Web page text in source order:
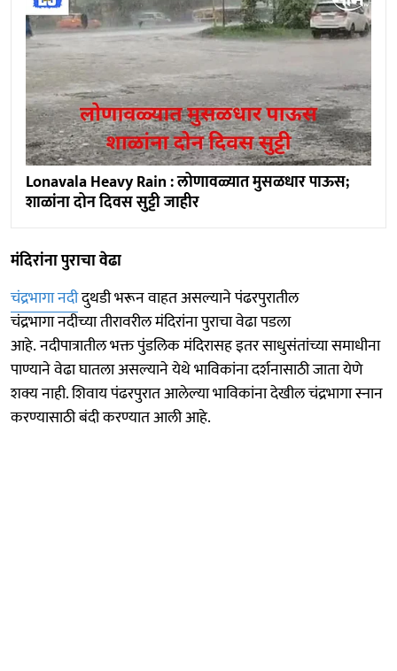
Lonavala Heavy Rain : लोणावळ्यात मुसळधार पाऊस;
शाळांना दोन दिवस सुट्टी जाहीर
मंदिरांना पुराचा वेढा
चंद्रभागा नदीदुथडी भरून वाहत असल्याने पंढरपुरातील
चंद्रभागा नदीच्या तीरावरील मंदिरांना पुराचा वेढा पडला
आहे. नदीपात्रातील भक्त पुंडलिक मंदिरासह इतर साधुसंतांच्या समाधीना
पाण्याने वेढा घातला असल्याने येथे भाविकांना दर्शनासाठी जाता येणे
शक्य नाही. शिवाय पंढरपुरात आलेल्या भाविकांना देखील चंद्रभागा स्नान
करण्यासाठी बंदी करण्यात आली आहे.